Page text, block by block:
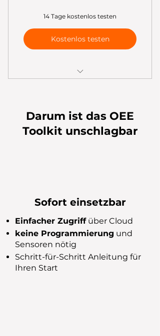
14 Tage kostenlos testen
Kostenlos testen
✅ Vollständige OEE-
Implementierung
Darum ist das OEE
Toolkit unschlagbar
Sofort einsetzbar
Einfacher Zugriffüber Cloud
keine Programmierung und
Sensoren nötig​​
Schritt-für-Schritt ​Anleitung für
Ihren Start